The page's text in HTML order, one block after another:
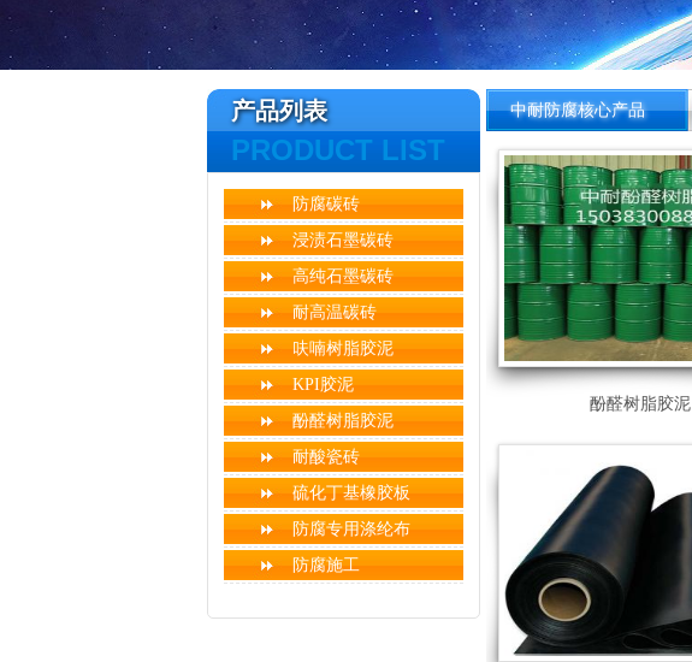
产品列表
PRODUCT LIST
防腐碳砖
浸渍石墨碳砖
高纯石墨碳砖
耐高温碳砖
呋喃树脂胶泥
KPI胶泥
酚醛树脂胶泥
耐酸瓷砖
硫化丁基橡胶板
防腐专用涤纶布
防腐施工
中耐防腐核心产品
耐高温碳砖
酚醛树脂胶泥